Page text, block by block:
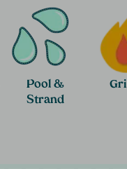
Pool &
Strand